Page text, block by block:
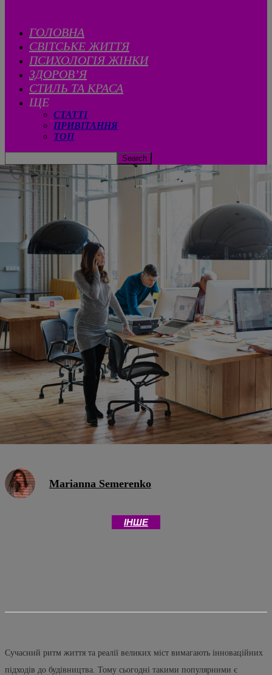
ГОЛОВНА
CВІТСЬКЕ ЖИТТЯ
ПСИХОЛОГІЯ ЖІНКИ
ЗДОРОВ’Я
СТИЛЬ ТА КРАСА
ЩЕ
СТАТТІ
ПРИВІТАННЯ
ТОП
Marianna Semerenko
ІНШЕ
Сучасний ритм життя та реалії великих міст вимагають інноваційних
підходів до будівництва. Тому сьогодні такими популярними є